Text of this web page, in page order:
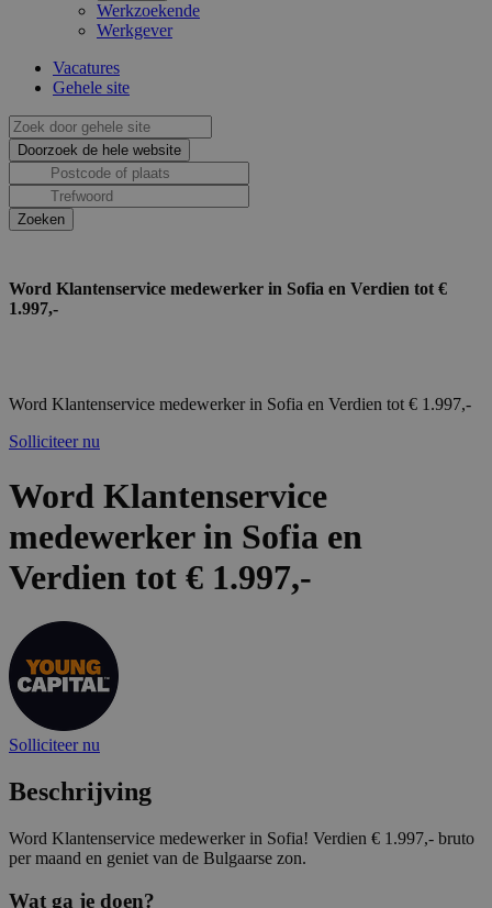
Werkzoekende
Werkgever
Vacatures
Gehele site
Word Klantenservice medewerker in Sofia en Verdien tot €
1.997,-
Word Klantenservice medewerker in Sofia en Verdien tot € 1.997,-
Solliciteer nu
Word Klantenservice
medewerker in Sofia en
Verdien tot € 1.997,-
Solliciteer nu
Beschrijving
Word Klantenservice medewerker in Sofia! Verdien € 1.997,- bruto
per maand en geniet van de Bulgaarse zon.
Wat ga je doen?